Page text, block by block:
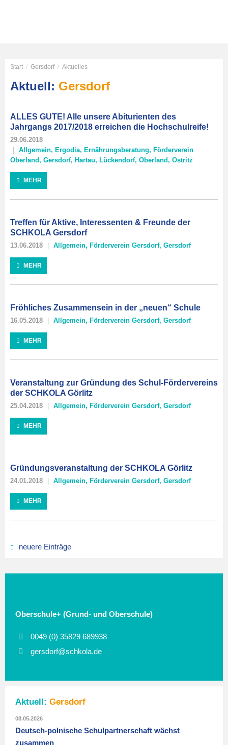
Start / Gersdorf / Aktuelles
Aktuell: Gersdorf
ALLES GUTE! Alle unsere Abiturienten des
Jahrgangs 2017/2018 erreichen die Hochschulreife!
29.06.2018
Allgemein, Ergodia, Ernährungsberatung, Förderverein
Oberland, Gersdorf, Hartau, Lückendorf, Oberland, Ostritz
MEHR
Treffen für Aktive, Interessenten & Freunde der
SCHKOLA Gersdorf
13.06.2018 Allgemein, Förderverein Gersdorf, Gersdorf
MEHR
Fröhliches Zusammensein in der „neuen“ Schule
16.05.2018 Allgemein, Förderverein Gersdorf, Gersdorf
MEHR
Veranstaltung zur Gründung des Schul-Fördervereins
der SCHKOLA Görlitz
25.04.2018 Allgemein, Förderverein Gersdorf, Gersdorf
MEHR
Gründungsveranstaltung der SCHKOLA Görlitz
24.01.2018 Allgemein, Förderverein Gersdorf, Gersdorf
MEHR
neuere Einträge
Oberschule+ (Grund- und Oberschule)
0049 (0) 35829 689938
gersdorf@schkola.de
Aktuell: Gersdorf
08.05.2026
Deutsch-polnische Schulpartnerschaft wächst
zusammen